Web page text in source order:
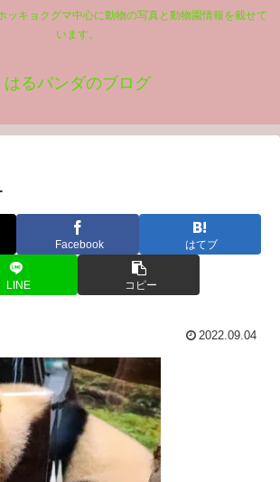
ッキョクグマ中心に動物の写真と動物園情報を載せて
います。
はるパンダのブログ
Facebook はてブ
LINE コピー
2022.09.04